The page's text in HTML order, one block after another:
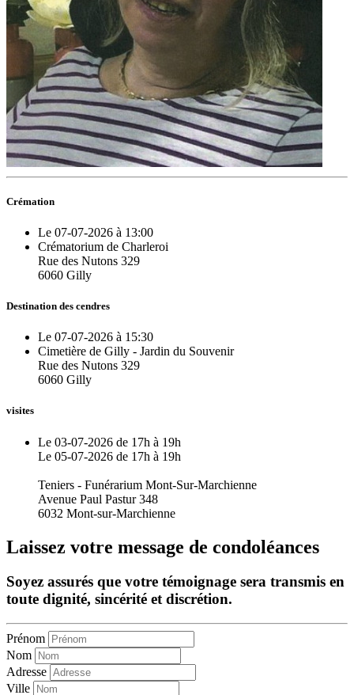
Crémation
Le 07-07-2026 à 13:00
Crématorium de Charleroi
Rue des Nutons 329
6060 Gilly
Destination des cendres
Le 07-07-2026 à 15:30
Cimetière de Gilly - Jardin du Souvenir
Rue des Nutons 329
6060 Gilly
visites
Le 03-07-2026 de 17h à 19h
Le 05-07-2026 de 17h à 19h
Teniers - Funérarium Mont-Sur-Marchienne
Avenue Paul Pastur 348
6032 Mont-sur-Marchienne
Laissez votre message de condoléances
Soyez assurés que votre témoignage sera transmis en
toute dignité, sincérité et discrétion.
Prénom
Nom
Adresse
Ville